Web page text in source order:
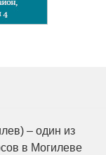
– один из
в Могилеве